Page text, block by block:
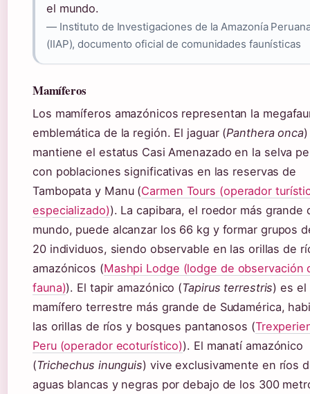
el mundo.
— Instituto de Investigaciones de la Amazonía
(IIAP), documento oficial de comunidades faunísticas
Mamíferos
Los mamíferos amazónicos representan la
emblemática de la región. El jaguar (Panthera onca)
mantiene el estatus Casi Amenazado en la selva
con poblaciones significativas en las reservas de
Tambopata y Manu (Carmen Tours (operador
especializado)). La capibara, el roedor más grande
mundo, puede alcanzar los 66 kg y formar grupos
20 individuos, siendo observable en las orillas de
amazónicos (Mashpi Lodge (lodge de observación
fauna)). El tapir amazónico (Tapirus terrestris) es el
mamífero terrestre más grande de Sudamérica,
las orillas de ríos y bosques pantanosos (
Peru (operador ecoturístico)). El manatí amazónico
(Trichechus inunguis) vive exclusivamente en ríos
aguas blancas y negras por debajo de los 300